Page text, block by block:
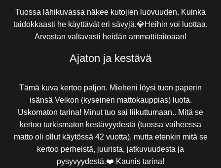
Tuossa lähikuvassa näkee kutojien luovuuden. Kuinka
taidokkaasti he käyttävät eri sävyjä.💎Heihin voi luottaa.
Arvostan valtavasti heidän ammattitaitoaan!
Ajaton ja kestävä
Tämä kuva kertoo paljon. Mieheni löysi tuon paperin
isänsä Veikon (kyseinen mattokauppias) luota.
Uskomaton tarina! Minut tuo sai liikuttumaan.. Mitä se
kertoo turkismaton kestävyydestä (tuossa vaiheessa
matto oli ollut käytössä 42 vuotta), mutta etenkin mitä se
kertoo perheistä, juurista, jatkuvuudesta ja
pysyvyydestä.❤️ Kaunis tarina!